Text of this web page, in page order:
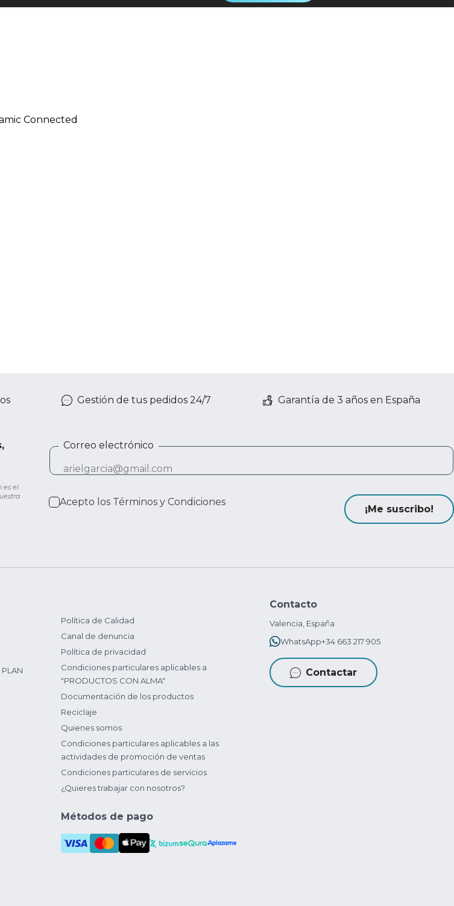
Connected
Gestión de tus pedidos 24/7 Garantía de 3 años en España
es el
Correo electrónico
Acepto los Términos y Condiciones
¡Me suscribo!
Política de Calidad
Canal de denuncia
Política de privacidad
Condiciones particulares aplicables a
"PRODUCTOS CON ALMA"
Documentación de los productos
Reciclaje
Quienes somos
Condiciones particulares aplicables a las
actividades de promoción de ventas
Condiciones particulares de servicios
¿Quieres trabajar con nosotros?
Métodos de pago
Contacto
Valencia, España
WhatsApp+34 663 217 905
Contactar